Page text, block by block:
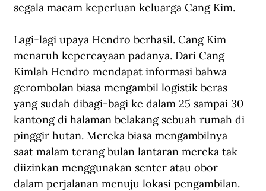
segala macam keperluan keluarga Cang Kim.
Lagi-lagi upaya Hendro berhasil. Cang Kim
menaruh kepercayaan padanya. Dari Cang
Kimlah Hendro mendapat informasi bahwa
gerombolan biasa mengambil logistik beras
yang sudah dibagi-bagi ke dalam 25 sampai 30
kantong di halaman belakang sebuah rumah di
pinggir hutan. Mereka biasa mengambilnya
saat malam terang bulan lantaran mereka tak
diizinkan menggunakan senter atau obor
dalam perjalanan menuju lokasi pengambilan.